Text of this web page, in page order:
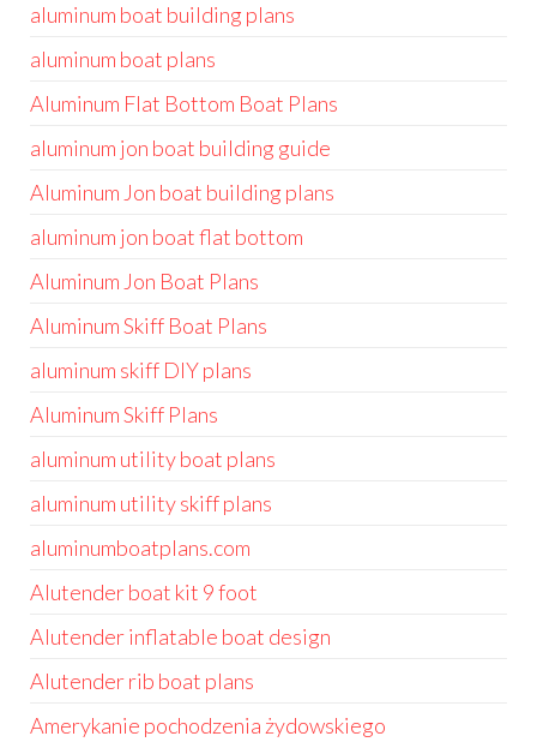
aluminum boat building plans
aluminum boat plans
Aluminum Flat Bottom Boat Plans
aluminum jon boat building guide
Aluminum Jon boat building plans
aluminum jon boat flat bottom
Aluminum Jon Boat Plans
Aluminum Skiff Boat Plans
aluminum skiff DIY plans
Aluminum Skiff Plans
aluminum utility boat plans
aluminum utility skiff plans
aluminumboatplans.com
Alutender boat kit 9 foot
Alutender inflatable boat design
Alutender rib boat plans
Amerykanie pochodzenia żydowskiego